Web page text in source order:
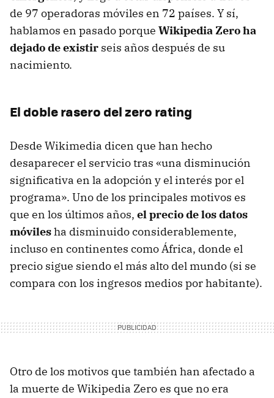
de 97 operadoras móviles en 72 países. Y sí,
hablamos en pasado porque Wikipedia Zero ha
dejado de existir seis años después de su
nacimiento.
El doble rasero del zero rating
Desde Wikimedia dicen que han hecho
desaparecer el servicio tras «una disminución
significativa en la adopción y el interés por el
programa». Uno de los principales motivos es
que en los últimos años, el precio de los datos
móvilesha disminuido considerablemente,
incluso en continentes como África, donde el
precio sigue siendo el más alto del mundo (si se
compara con los ingresos medios por habitante).
Otro de los motivos que también han afectado a
la muerte de Wikipedia Zero es que no era